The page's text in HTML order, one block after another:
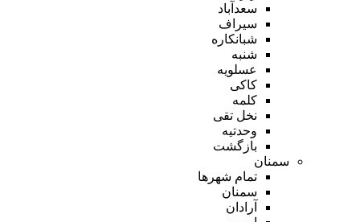
سعدآباد
سیراف
شبانکاره
شنبه
عسلویه
کاکی
کلمه
نخل تقی
وحدتیه
بازگشت
سمنان
تمام شهر‌ها
سمنان
آرادان